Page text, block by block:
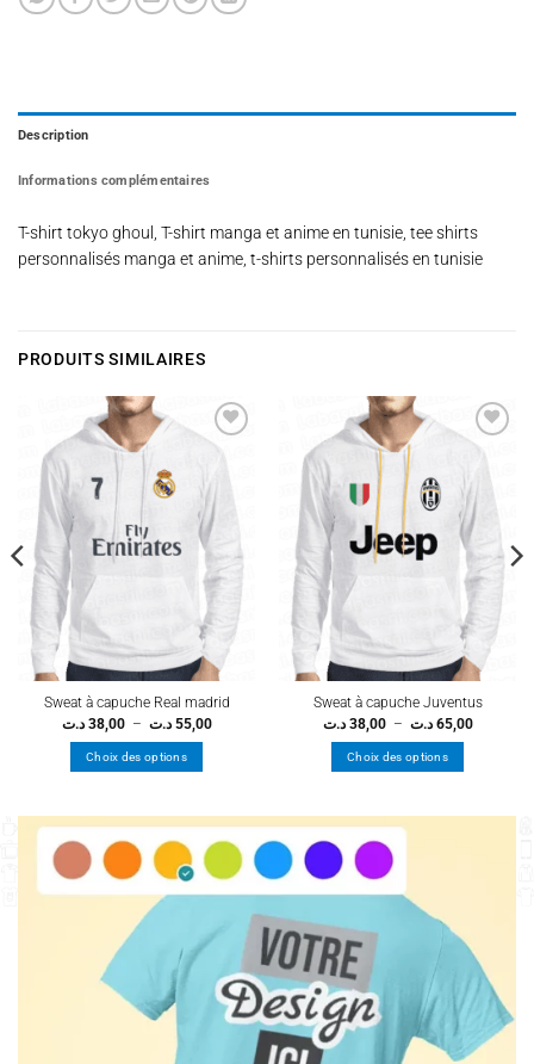
Description
Informations complémentaires
T-shirt tokyo ghoul, T-shirt manga et anime en tunisie, tee shirts
personnalisés manga et anime, t-shirts personnalisés en tunisie
PRODUITS SIMILAIRES
Ajouter
wishlist
Sweat à capuche Real madrid
38,00 د.ت – 55,00 د.ت
Plage
Choix des options
a
plusieurs
variations.
Les
options
choisies
sur
Ajouter
Sweat à capuche Juventus
38,00 د.ت – 65,00 د.ت
Plage
Choix des options
a
Les
options
choisies
page